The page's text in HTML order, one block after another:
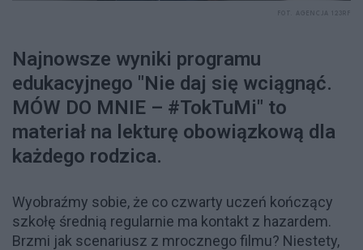
Najnowsze wyniki programu
edukacyjnego "Nie daj się wciągnąć.
MÓW DO MNIE – #TokTuMi" to
materiał na lekturę obowiązkową dla
każdego rodzica.
Wyobraźmy sobie, że co czwarty uczeń kończący
szkołę średnią regularnie ma kontakt z hazardem.
Brzmi jak scenariusz z mrocznego filmu? Niestety,